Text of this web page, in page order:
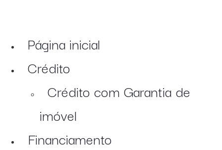
Página inicial
Crédito
Crédito com Garantia de
imóvel
Financiamento